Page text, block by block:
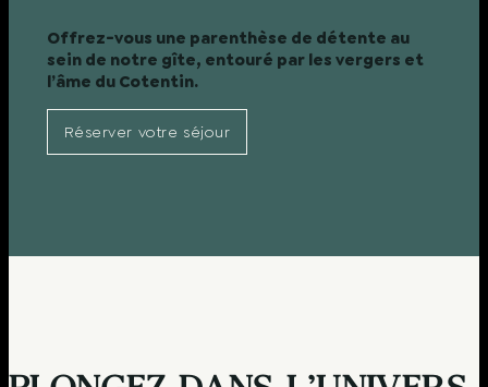
Offrez-vous une parenthèse de détente au
sein de notre gîte, entouré par les vergers et
l’âme du Cotentin.
Réserver votre séjour